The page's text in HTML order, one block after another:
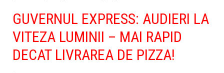
GUVERNUL EXPRESS: AUDIERI LA
VITEZA LUMINII – MAI RAPID
DECAT LIVRAREA DE PIZZA!